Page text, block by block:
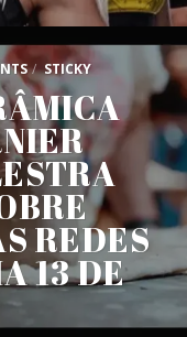
/ STICKY
REDES
13 DE